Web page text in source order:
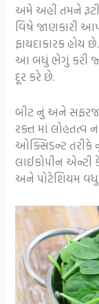
અમે અહીં તમને
વિષે જાણકારી
ફાયદાકારક
આ બધું ભેગું કરી
દૂર કરે છે.
બીટ નું અને
રક્ત માં લોહતત્વ
ઓક્સિડન્ટ તરીકે
લાઈકોપીન એન્ટી
અને પોટેશિયમ વધુ